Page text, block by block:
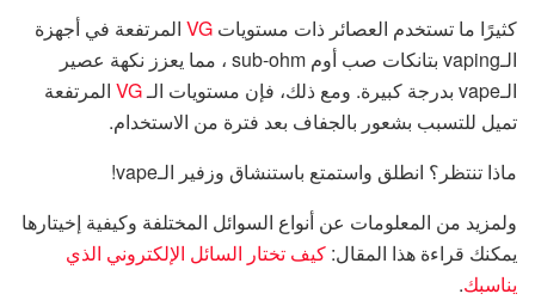
كثيرًا ما تستخدم العصائر ذات مستويات VG المرتفعة في أجهزة
الـvaping بتانكات صب أوم sub-ohm ، مما يعزز نكهة عصير
الـvape بدرجة كبيرة. ومع ذلك، فإن مستويات الـ
VG المرتفعة
تميل للتسبب بشعور بالجفاف بعد فترة من الاستخدام.
ماذا تنتظر؟ انطلق واستمتع باستنشاق وزفير الـvape!
ولمزيد من المعلومات عن أنواع السوائل المختلفة وكيفية إخيتارها
يمكنك قراءة هذا المقال: كيف تختار السائل الإلكتروني الذي
يناسبك.